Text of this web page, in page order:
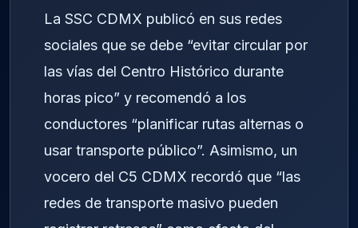
La SSC CDMX publicó en sus redes
sociales que se debe “evitar circular por
las vías del Centro Histórico durante
horas pico” y recomendó a los
conductores “planificar rutas alternas o
usar transporte público”. Asimismo, un
vocero del C5 CDMX recordó que “las
redes de transporte masivo pueden